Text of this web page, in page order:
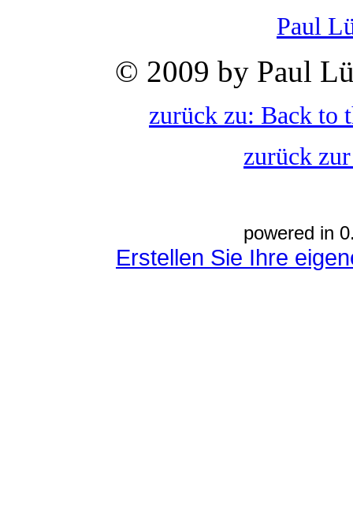
Paul
© 2009 by Paul
zurück zu: Back to
zurück
powered in
Erstellen Sie Ihre